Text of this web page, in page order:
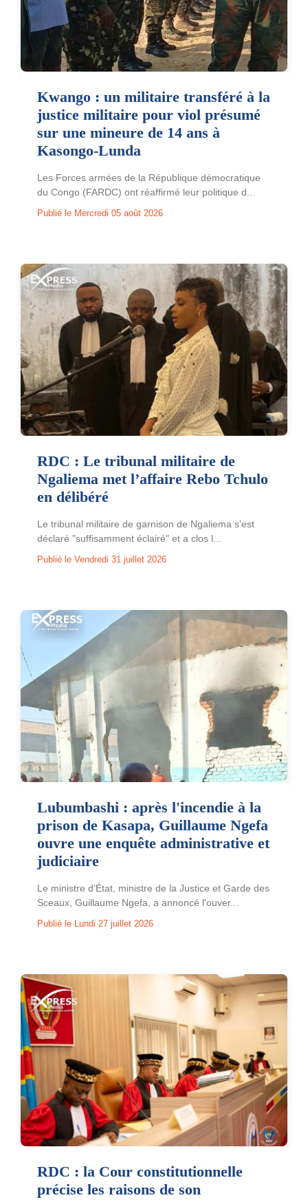
Kwango : un militaire transféré à la
justice militaire pour viol présumé
sur une mineure de 14 ans à
Kasongo-Lunda
Les Forces armées de la République démocratique
du Congo (FARDC) ont réaffirmé leur politique d...
Publié le Mercredi 05 août 2026
RDC : Le tribunal militaire de
Ngaliema met l’affaire Rebo Tchulo
en délibéré
Le tribunal militaire de garnison de Ngaliema s’est
déclaré "suffisamment éclairé" et a clos l...
Publié le Vendredi 31 juillet 2026
Lubumbashi : après l'incendie à la
prison de Kasapa, Guillaume Ngefa
ouvre une enquête administrative et
judiciaire
Le ministre d'État, ministre de la Justice et Garde des
Sceaux, Guillaume Ngefa, a annoncé l'ouver...
Publié le Lundi 27 juillet 2026
RDC : la Cour constitutionnelle
précise les raisons de son